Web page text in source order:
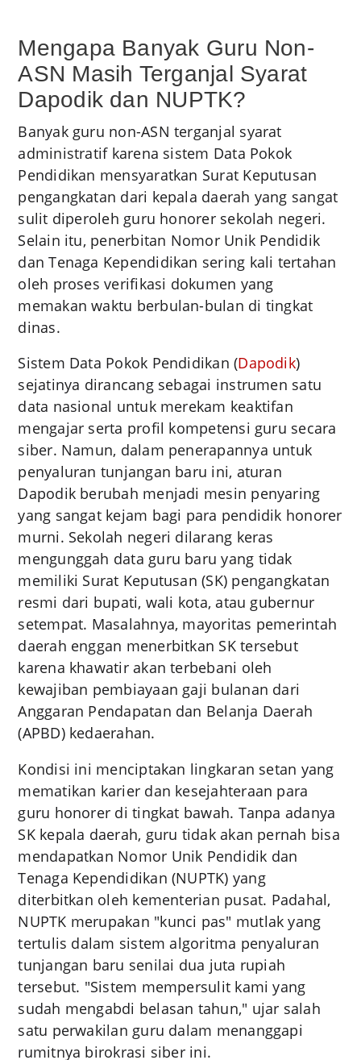
Mengapa Banyak Guru Non-
ASN Masih Terganjal Syarat
Dapodik dan NUPTK?
Banyak guru non-ASN terganjal syarat
administratif karena sistem Data Pokok
Pendidikan mensyaratkan Surat Keputusan
pengangkatan dari kepala daerah yang sangat
sulit diperoleh guru honorer sekolah negeri.
Selain itu, penerbitan Nomor Unik Pendidik
dan Tenaga Kependidikan sering kali tertahan
oleh proses verifikasi dokumen yang
memakan waktu berbulan-bulan di tingkat
dinas.
Sistem Data Pokok Pendidikan (Dapodik)
sejatinya dirancang sebagai instrumen satu
data nasional untuk merekam keaktifan
mengajar serta profil kompetensi guru secara
siber. Namun, dalam penerapannya untuk
penyaluran tunjangan baru ini, aturan
Dapodik berubah menjadi mesin penyaring
yang sangat kejam bagi para pendidik honorer
murni. Sekolah negeri dilarang keras
mengunggah data guru baru yang tidak
memiliki Surat Keputusan (SK) pengangkatan
resmi dari bupati, wali kota, atau gubernur
setempat. Masalahnya, mayoritas pemerintah
daerah enggan menerbitkan SK tersebut
karena khawatir akan terbebani oleh
kewajiban pembiayaan gaji bulanan dari
Anggaran Pendapatan dan Belanja Daerah
(APBD) kedaerahan.
Kondisi ini menciptakan lingkaran setan yang
mematikan karier dan kesejahteraan para
guru honorer di tingkat bawah. Tanpa adanya
SK kepala daerah, guru tidak akan pernah bisa
mendapatkan Nomor Unik Pendidik dan
Tenaga Kependidikan (NUPTK) yang
diterbitkan oleh kementerian pusat. Padahal,
NUPTK merupakan "kunci pas" mutlak yang
tertulis dalam sistem algoritma penyaluran
tunjangan baru senilai dua juta rupiah
tersebut. "Sistem mempersulit kami yang
sudah mengabdi belasan tahun," ujar salah
satu perwakilan guru dalam menanggapi
rumitnya birokrasi siber ini.